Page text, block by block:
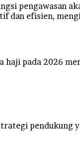
pengawasan
dan efisien,
haji pada 2026
pendukung